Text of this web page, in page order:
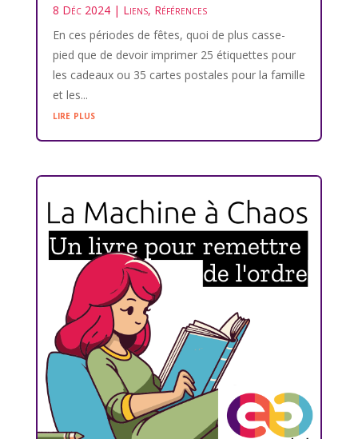
8 Déc 2024| Liens, Références
En ces périodes de fêtes, quoi de plus casse-
pied que de devoir imprimer 25 étiquettes pour
les cadeaux ou 35 cartes postales pour la famille
et les...
lire plus